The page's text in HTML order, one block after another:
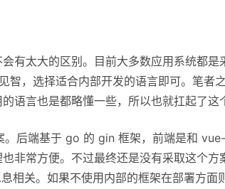
有太大的区别。目前大多数应用系统都是
，选择适合内部开发的语言即可。笔者
语言也是都略懂一些，所以也就扛起了这
后端基于 go 的 gin 框架，前端是和
非常方便。不过最终还是没有采取这个方
相关。如果不使用内部的框架在部署方面